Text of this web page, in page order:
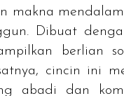
makna
Dibuat
berlian
cincin ini
abadi dan